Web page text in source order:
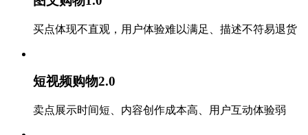
买点体现不直观，用户体验难以满足、描述不符易退货
短视频购物2.0
卖点展示时间短、内容创作成本高、用户互动体验弱